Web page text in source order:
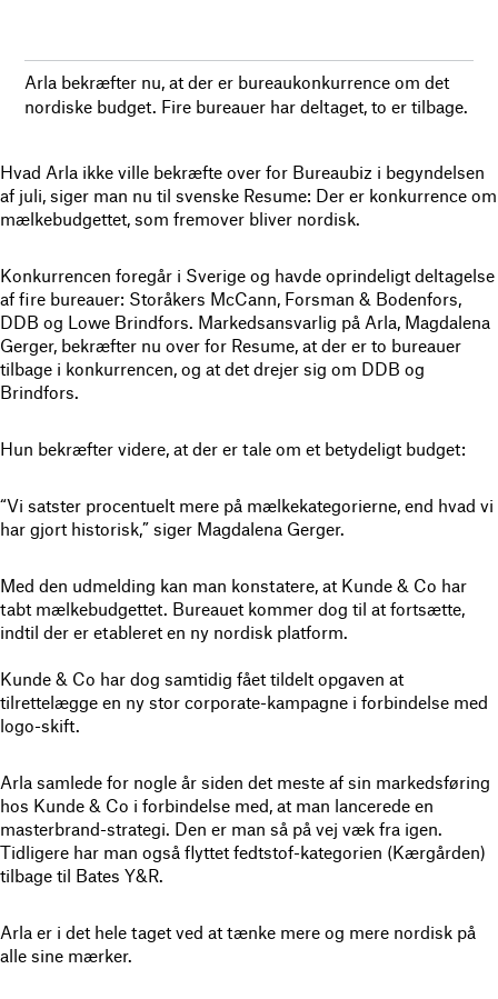
Arla bekræfter nu, at der er bureaukonkurrence om det
nordiske budget. Fire bureauer har deltaget, to er tilbage.
Hvad Arla ikke ville bekræfte over for Bureaubiz i begyndelsen
af juli, siger man nu til svenske Resume: Der er konkurrence om
mælkebudgettet, som fremover bliver nordisk.
Konkurrencen foregår i Sverige og havde oprindeligt deltagelse
af fire bureauer: Storåkers McCann, Forsman & Bodenfors,
DDB og Lowe Brindfors. Markedsansvarlig på Arla, Magdalena
Gerger, bekræfter nu over for Resume, at der er to bureauer
tilbage i konkurrencen, og at det drejer sig om DDB og
Brindfors.
Hun bekræfter videre, at der er tale om et betydeligt budget:
“Vi satster procentuelt mere på mælkekategorierne, end hvad vi
har gjort historisk,” siger Magdalena Gerger.
Med den udmelding kan man konstatere, at Kunde & Co har
tabt mælkebudgettet. Bureauet kommer dog til at fortsætte,
indtil der er etableret en ny nordisk platform.
Kunde & Co har dog samtidig fået tildelt opgaven at
tilrettelægge en ny stor corporate-kampagne i forbindelse med
logo-skift.
Arla samlede for nogle år siden det meste af sin markedsføring
hos Kunde & Co i forbindelse med, at man lancerede en
masterbrand-strategi. Den er man så på vej væk fra igen.
Tidligere har man også flyttet fedtstof-kategorien (Kærgården)
tilbage til Bates Y&R.
Arla er i det hele taget ved at tænke mere og mere nordisk på
alle sine mærker.